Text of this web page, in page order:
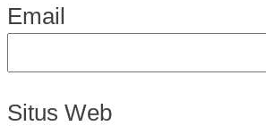
Email
Situs Web